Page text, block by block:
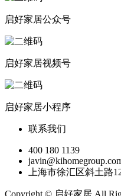
启好家居公众号
启好家居视频号
启好家居小程序
联系我们
400 180 1139
上海市徐汇区斜土路